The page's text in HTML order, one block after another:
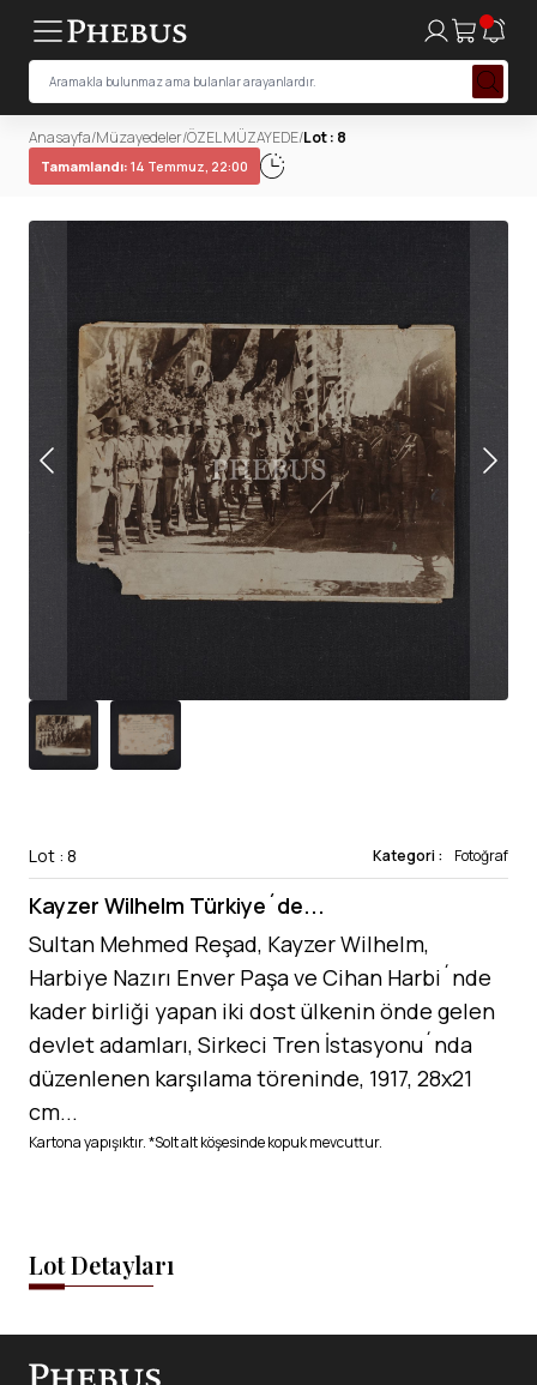
Anasayfa/Müzayedeler/ÖZEL MÜZAYEDE/Lot : 8
Tamamlandı: 14 Temmuz, 22:00
Lot : 8 Kategori : Fotoğraf
Kayzer Wilhelm Türkiye´de...
Sultan Mehmed Reşad, Kayzer Wilhelm,
Harbiye Nazırı Enver Paşa ve Cihan Harbi´nde
kader birliği yapan iki dost ülkenin önde gelen
devlet adamları, Sirkeci Tren İstasyonu´nda
düzenlenen karşılama töreninde, 1917, 28x21
cm...
Kartona yapışıktır. *Solt alt köşesinde kopuk mevcuttur.
Lot Detayları